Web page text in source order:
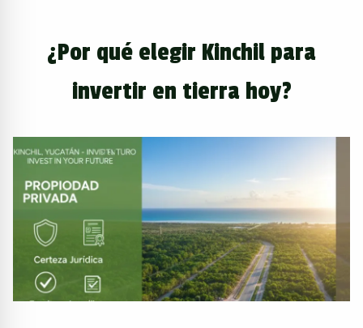
¿Por qué elegir Kinchil para
invertir en tierra hoy?